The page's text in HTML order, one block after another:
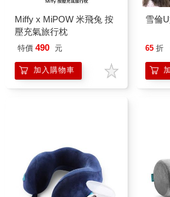
Miffy x MiPOW 米飛兔 按
壓充氣旅行枕
特價 490 元
加入購物車
雪倫
65 折